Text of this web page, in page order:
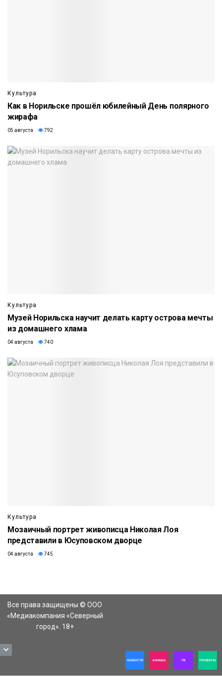
Культура
Как в Норильске прошёл юбилейный День полярного
жирафа
05 августа 792
Культура
Музей Норильска научит делать карту острова мечты
из домашнего хлама
04 августа 740
Культура
Мозаичный портрет живописца Николая Лоя
представили в Юсуповском дворце
04 августа 745
Все права защищены © ООО
«Медиакомпания «Северный
город». 18+